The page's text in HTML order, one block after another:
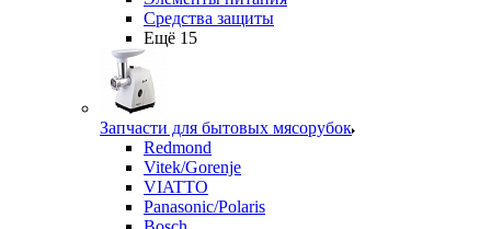
Средства защиты
Ещё 15
Запчасти для бытовых мясорубок
Redmond
Vitek/Gorenje
VIATTO
Panasonic/Polaris